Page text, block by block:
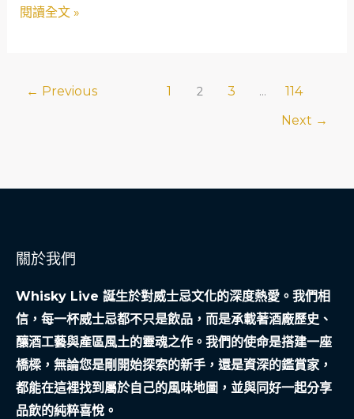
命
重
何
透
過
合
法
典
當
閱讀全文 »
← Previous 1 2 3 ...
114
Next →
關於我們
Whisky Live 誕生於對威士忌文化的深度熱愛。我們相
信，每一杯威士忌都不只是飲品，而是承載著酒廠歷史、
釀酒工藝與產區風土的靈魂之作。我們的使命是搭建一座
橋樑，無論您是剛開始探索的新手，還是資深的鑑賞家，
都能在這裡找到屬於自己的風味地圖，並與同好一起分享
品飲的純粹喜悅。